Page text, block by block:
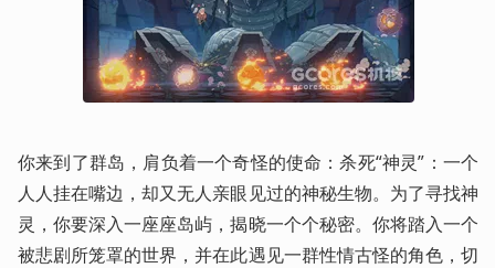
你来到了群岛，肩负着一个奇怪的使命：杀死“神灵”：一个
人人挂在嘴边，却又无人亲眼见过的神秘生物。为了寻找神
灵，你要深入一座座岛屿，揭晓一个个秘密。你将踏入一个
被悲剧所笼罩的世界，并在此遇见一群性情古怪的角色，切